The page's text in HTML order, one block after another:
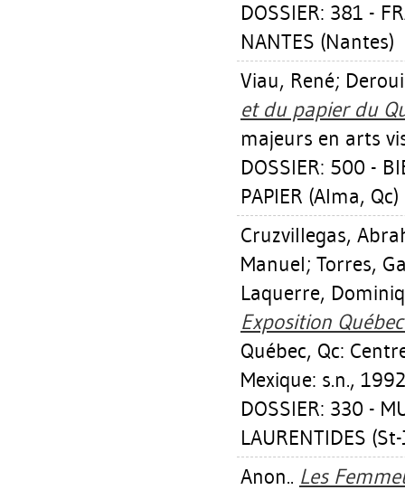
DOSSIER: 381 -
NANTES (Nantes)
Viau, René;
et du papier du
majeurs en arts
DOSSIER: 500 -
PAPIER (Alma, Qc)
Cruzvillegas,
Manuel; Torres,
Laquerre,
Exposition
Québec, Qc:
Mexique: s.n.,
DOSSIER: 330 -
LAURENTIDES
Anon.. Les